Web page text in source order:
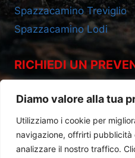
Diamo valore alla tua
Utilizziamo i cookie per
navigazione, offrirti
analizzare il nostro traffico.
Spazzacamino Treviglio
Spazzacamino Lodi
RICHIEDI UN
Cell